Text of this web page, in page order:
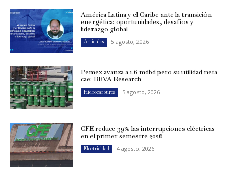
América Latina y el Caribe ante la transición
energética: oportunidades, desafíos y
liderazgo global
Artículos 5 agosto, 2026
Pemex avanza a 1.6 mdbd pero su utilidad neta
cae: BBVA Research
Hidrocarburos 5 agosto, 2026
CFE reduce 39% las interrupciones eléctricas
en el primer semestre 2026
Electricidad 4 agosto, 2026